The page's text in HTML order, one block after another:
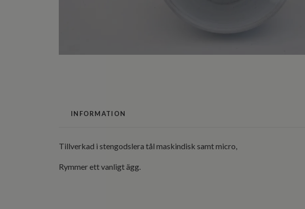
INFORMATION
Tillverkad i stengodslera tål maskindisk samt micro,
Rymmer ett vanligt ägg.